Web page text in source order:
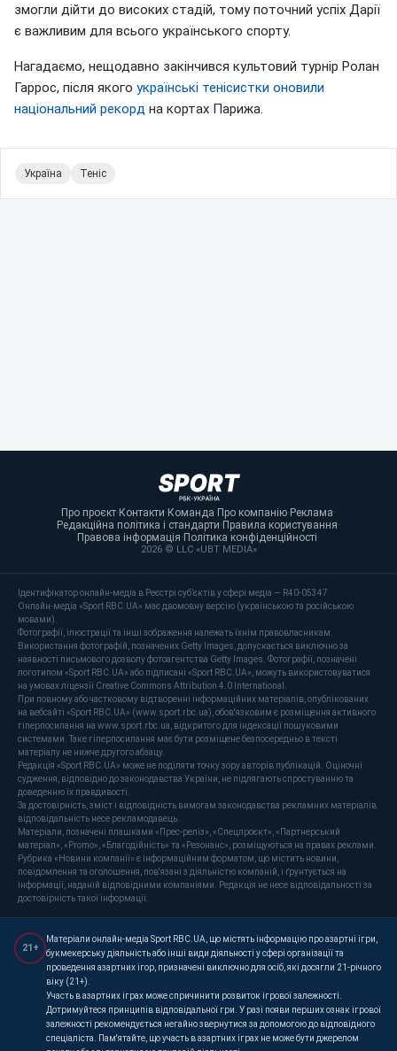
змогли дійти до високих стадій, тому поточний успіх Дарії
є важливим для всього українського спорту.
Нагадаємо, нещодавно закінчився культовий турнір Ролан
Гаррос, після якого українські тенісистки оновили
національний рекорд на кортах Парижа.
Україна Теніс
Про проєкт·Контакти·Команда·Про компанію·Реклама·
Редакційна політика і стандарти·Правила користування·
Правова інформація·Політика конфіденційності·
2026 © LLC «UBT MEDIA»
Ідентифікатор онлайн-медіа в Реєстрі суб’єктів у сфері медіа — R40-05347
Онлайн-медіа «Sport RBC.UA» має двомовну версію (українською та російською
мовами).
Фотографії, ілюстрації та інші зображення належать їхнім правовласникам.
Використання фотографій, позначених Getty Images, допускається виключно за
наявності письмового дозволу фотоагентства Getty Images. Фотографії, позначені
логотипом «Sport RBC.UA» або підписані «Sport RBC.UA», можуть використовуватися
на умовах ліцензії Creative Commons Attribution 4.0 International.
При повному або частковому відтворенні інформаційних матеріалів, опублікованих
на вебсайті «Sport RBC.UA» (www.sport.rbc.ua), обов'язковим є розміщення активного
гіперпосилання на www.sport.rbc.ua, відкритого для індексації пошуковими
системами. Таке гіперпосилання має бути розміщене безпосередньо в тексті
матеріалу не нижче другого абзацу.
Редакція «Sport RBC.UA» може не поділяти точку зору авторів публікацій. Оціночні
судження, відповідно до законодавства України, не підлягають спростуванню та
доведенню їх правдивості.
За достовірність, зміст і відповідність вимогам законодавства рекламних матеріалів
відповідальність несе рекламодавець.
Матеріали, позначені плашками «Прес-реліз», «Спецпроєкт», «Партнерський
матеріал», «Promo», «Благодійність» та «Резонанс», розміщуються на правах реклами.
Рубрика «Новини компанії» є інформаційним форматом, що містить новини,
повідомлення та оголошення, пов'язані з діяльністю компаній, і ґрунтується на
інформації, наданій відповідними компаніями. Редакція не несе відповідальності за
достовірність такої інформації.
21+
Матеріали онлайн-медіа Sport RBC.UA, що містять інформацію про азартні ігри,
букмекерську діяльність або інші види діяльності у сфері організації та
проведення азартних ігор, призначені виключно для осіб, які досягли 21-річного
віку (21+).
Участь в азартних іграх може спричинити розвиток ігрової залежності.
Дотримуйтеся принципів відповідальної гри. У разі появи перших ознак ігрової
залежності рекомендується негайно звернутися за допомогою до відповідного
спеціаліста. Пам'ятайте, що участь в азартних іграх не може бути джерелом